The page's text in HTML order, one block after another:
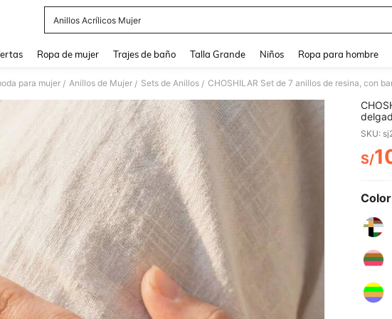
Anillos Acrílicos Mujer
Ropa de mujer Trajes de baño Talla Grande Niños Ropa para hombre
para mujer / Anillos de Mujer / Sets de Anillos /
de
tiene
SKU:
S/